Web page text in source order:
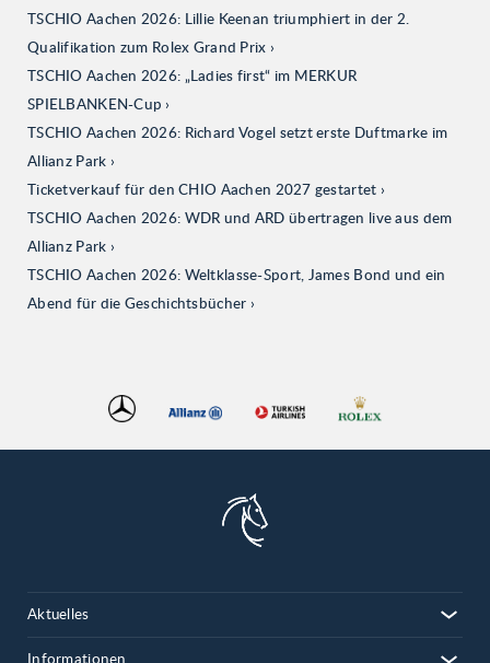
TSCHIO Aachen 2026: Lillie Keenan triumphiert in der 2.
Qualifikation zum Rolex Grand Prix
TSCHIO Aachen 2026: „Ladies first“ im MERKUR
SPIELBANKEN-Cup
TSCHIO Aachen 2026: Richard Vogel setzt erste Duftmarke im
Allianz Park
Ticketverkauf für den CHIO Aachen 2027 gestartet
TSCHIO Aachen 2026: WDR und ARD übertragen live aus dem
Allianz Park
TSCHIO Aachen 2026: Weltklasse-Sport, James Bond und ein
Abend für die Geschichtsbücher
Aktuelles
Informationen